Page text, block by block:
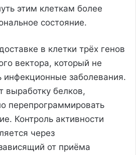
этим клеткам более
состояние.
в клетки трёх генов
вектора, который не
инфекционные заболевания.
выработку белков,
перепрограммировать
Контроль активности
через
от приёма